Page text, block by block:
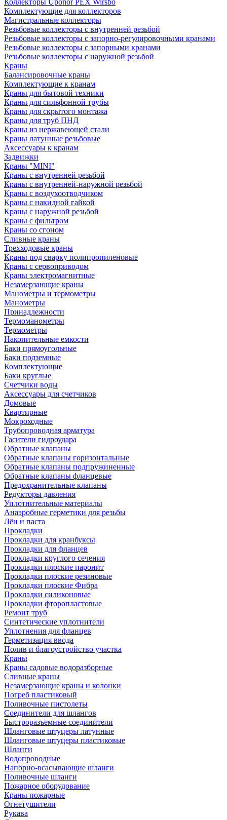
Комплектующие для коллекторов
Магистральные коллекторы
Резьбовые коллекторы с внутренней резьбой
Резьбовые коллекторы с запорно-регулировочными кранами
Резьбовые коллекторы с запорными кранами
Резьбовые коллекторы с наружной резьбой
Краны
Балансировочные краны
Комплектующие к кранам
Краны для бытовой техники
Краны для сильфонной трубы
Краны для скрытого монтажа
Краны для труб ПНД
Краны из нержавеющей стали
Краны латунные резьбовые
Аксессуары к кранам
Задвижки
Краны "MINI"
Краны с внутренней резьбой
Краны с внутренней-наружной резьбой
Краны с воздухоотводчиком
Краны с накидной гайкой
Краны с наружной резьбой
Краны с фильтром
Краны со сгоном
Сливные краны
Трехходовые краны
Краны под сварку полипропиленовые
Краны с сервоприводом
Краны электромагнитные
Незамерзающие краны
Манометры и термометры
Манометры
Принадлежности
Термоманометры
Термометры
Накопительные емкости
Баки прямоугольные
Баки подземные
Комплектующие
Баки круглые
Счетчики воды
Аксессуары для счетчиков
Домовые
Квартирные
Мокроходные
Трубопроводная арматура
Гасители гидроудара
Обратные клапаны
Обратные клапаны горизонтальные
Обратные клапаны подпружиненные
Обратные клапаны фланцевые
Предохранительные клапаны
Редукторы давления
Уплотнительные материалы
Анаэробные герметики для резьбы
Лён и паста
Прокладки
Прокладки для кранбуксы
Прокладки для фланцев
Прокладки круглого сечения
Прокладки плоские паронит
Прокладки плоские резиновые
Прокладки плоские Фибра
Прокладки силиконовые
Прокладки фторопластовые
Ремонт труб
Синтетические уплотнители
Уплотнения для фланцев
Герметизация ввода
Полив и благоустройство участка
Краны
Краны садовые водоразборные
Сливные краны
Незамерзающие краны и колонки
Погреб пластиковый
Поливочные пистолеты
Соединители для шлангов
Быстроразъемные соединители
Шланговые штуцеры латунные
Шланговые штуцеры пластиковые
Шланги
Водопроводные
Напорно-всасывающие шланги
Поливочные шланги
Пожарное оборудование
Краны пожарные
Огнетушители
Рукава